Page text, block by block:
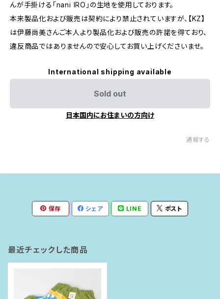
んが手掛ける「nani IRO」の生地を使用しております。
本来製品化および販売は契約により禁止されていますが、【KZ】
は伊藤尚美さんご本人より製品化および販売の許諾を得ており、
違反商品ではありませんので安心してお買い上げくださいませ。
International shipping available
Sold out
日本国内にお住まいの方向け
通報する
保存 シェア LINE ポスト
最近チェックした商品